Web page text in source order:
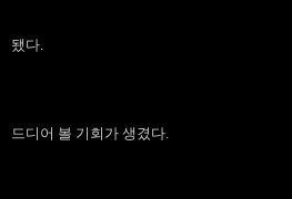
됐다.
드디어 볼 기회가 생겼다.